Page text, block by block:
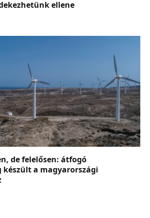
ellene
de felelősen: átfogó
készült a magyarországi